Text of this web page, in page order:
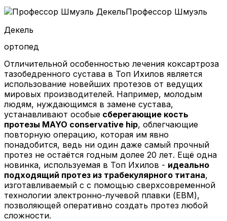
Профессор Шмуэль
Декель
ортопед
Отличительной особенностью лечения коксартроза
тазобедренного сустава в Топ Ихилов является
использование новейших протезов от ведущих
мировых производителей. Например, молодым
людям, нуждающимся в замене сустава,
устанавливают особые сберегающие кость
протезы MAYO conservative hip, облегчающие
повторную операцию, которая им явно
понадобится, ведь ни один даже самый прочный
протез не остаётся годным долее 20 лет. Ещё одна
новинка, используемая в Топ Ихилов - идеально
подходящий протез из трабекулярного титана,
изготавливаемый с с помощью сверхсовременной
технологии электронно-лучевой плавки (EBM),
позволяющей оперативно создать протез любой
сложности.